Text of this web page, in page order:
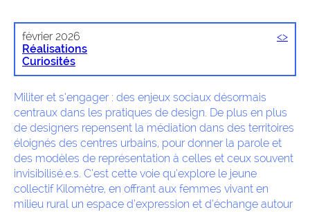
février 2026
Réalisations
Curiosités
<>
Militer et s’engager : des enjeux sociaux désormais
centraux dans les pratiques de design. De plus en plus
de designers repensent la médiation dans des territoires
éloignés des centres urbains, pour donner la parole et
des modèles de représentation à celles et ceux souvent
invisibilisé.e.s. C’est cette voie qu’explore le jeune
collectif Kilomètre, en offrant aux femmes vivant en
milieu rural un espace d’expression et d’échange autour